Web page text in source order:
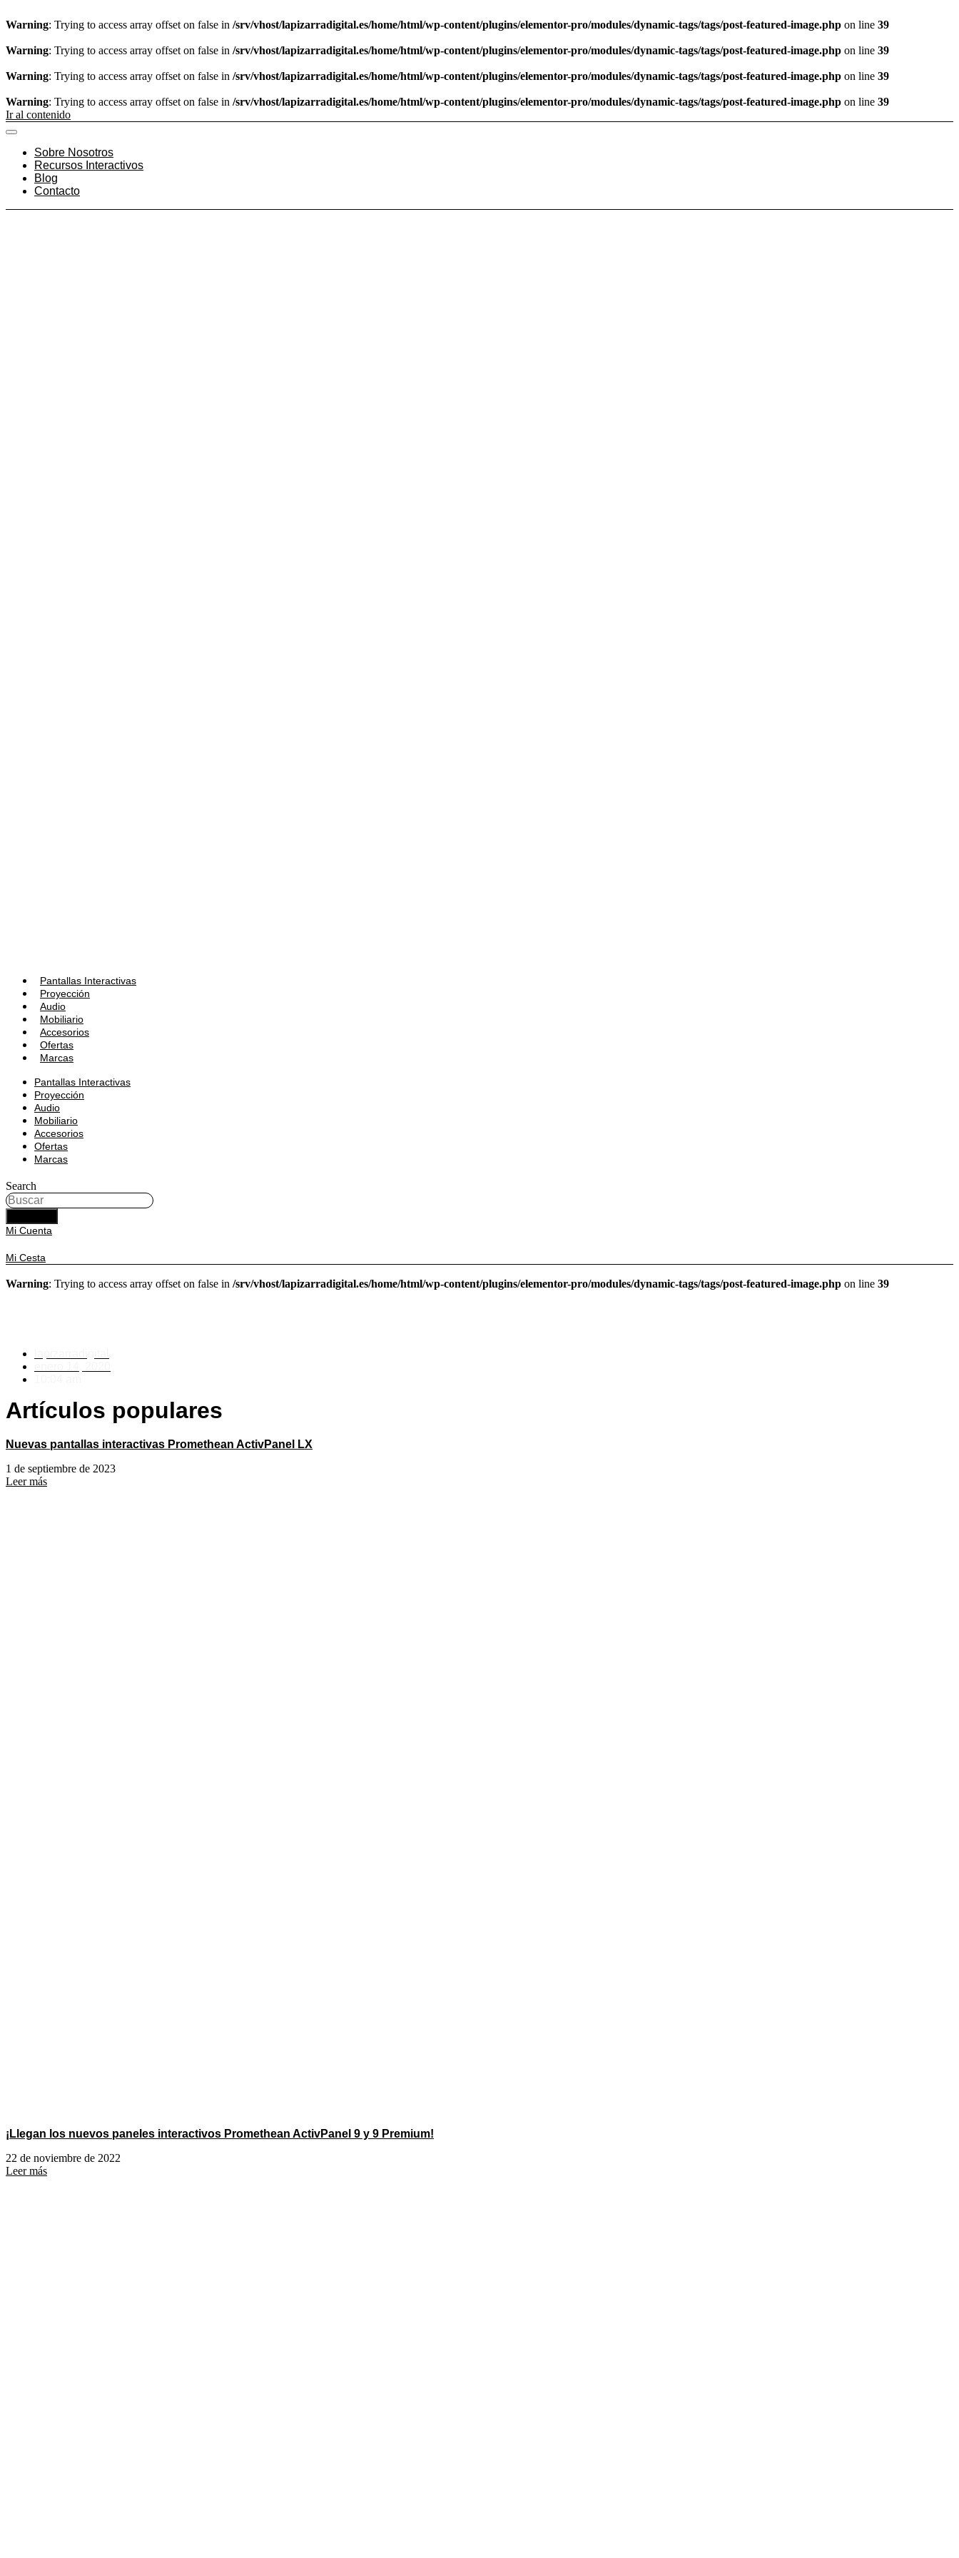
Warning: Trying to access array offset on false in /srv/vhost/lapizarradigital.es/home/html/wp-content/plugins/elementor-pro/modules/dynamic-tags/tags/post-featured-image.php on line 39
Warning: Trying to access array offset on false in /srv/vhost/lapizarradigital.es/home/html/wp-content/plugins/elementor-pro/modules/dynamic-tags/tags/post-featured-image.php on line 39
Warning: Trying to access array offset on false in /srv/vhost/lapizarradigital.es/home/html/wp-content/plugins/elementor-pro/modules/dynamic-tags/tags/post-featured-image.php on line 39
Warning: Trying to access array offset on false in /srv/vhost/lapizarradigital.es/home/html/wp-content/plugins/elementor-pro/modules/dynamic-tags/tags/post-featured-image.php on line 39
Ir al contenido
Sobre Nosotros
Recursos Interactivos
Blog
Contacto
Pantallas Interactivas
Proyección
Audio
Mobiliario
Accesorios
Ofertas
Marcas
Pantallas Interactivas
Proyección
Audio
Mobiliario
Accesorios
Ofertas
Marcas
Search
Mi Cuenta
Mi Cesta
Warning: Trying to access array offset on false in /srv/vhost/lapizarradigital.es/home/html/wp-content/plugins/elementor-pro/modules/dynamic-tags/tags/post-featured-image.php on line 39
Artículos populares
Nuevas pantallas interactivas Promethean ActivPanel LX
1 de septiembre de 2023
Leer más
¡Llegan los nuevos paneles interactivos Promethean ActivPanel 9 y 9 Premium!
22 de noviembre de 2022
Leer más